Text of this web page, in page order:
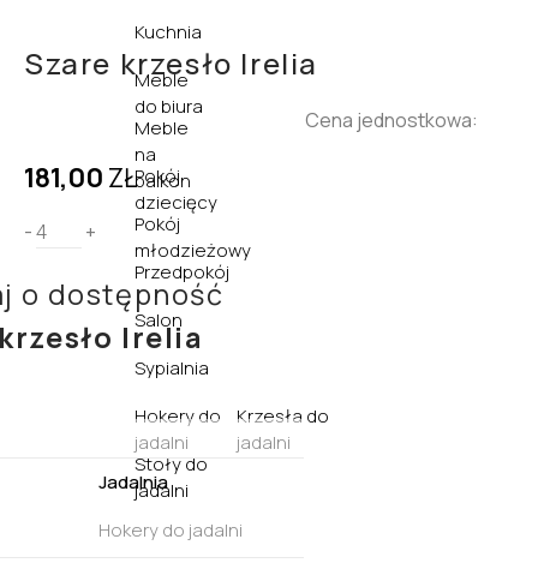
Kuchnia
Meble
do biura
Meble
na
balkon
Pokój
dziecięcy
Pokój
młodzieżowy
Przedpokój
Salon
Sypialnia
Hokery do
jadalni
Krzesła do
jadalni
Stoły do
jadalni
Jadalnia
Hokery do jadalni
Szare krzesło Irelia
Cena jednostkowa:
181,00 ZŁ
- +
o dostępność
Irelia